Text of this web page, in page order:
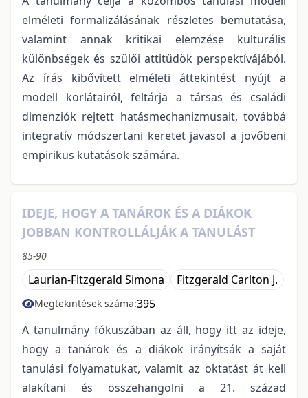
elméleti formalizálásának részletes bemutatása,
valamint annak kritikai elemzése kulturális
különbségek és szülői attitűdök perspektívájából.
Az írás kibővített elméleti áttekintést nyújt a
modell korlátairól, feltárja a társas és családi
dimenziók rejtett hatásmechanizmusait, továbbá
integratív módszertani keretet javasol a jövőbeni
empirikus kutatások számára.
IDEJE, HOGY A TANÁROK ÉS A DIÁKOK
JOBBAN KONTROLLÁLJÁK A TANULÁST
85-90
Laurian-Fitzgerald Simona Fitzgerald Carlton J.
Megtekintések száma:395
A tanulmány fókuszában az áll, hogy itt az ideje,
hogy a tanárok és a diákok irányítsák a saját
tanulási folyamatukat, valamit az oktatást át kell
alakítani és összehangolni a 21. század